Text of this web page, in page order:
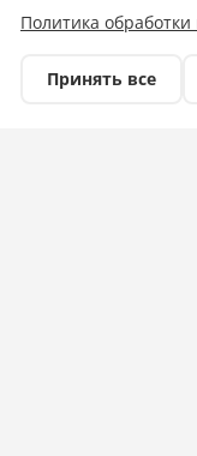
Политика
Принять все